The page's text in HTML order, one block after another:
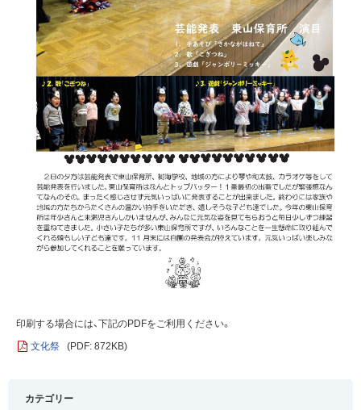
印刷する場合には、下記のPDFをご利用ください。
文化祭
(PDF: 872KB)
カテゴリー